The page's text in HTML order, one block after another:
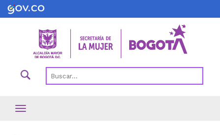
Pasar
al